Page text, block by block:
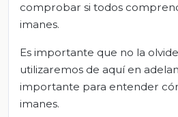
comprobar si todos
imanes.
Es importante que no la
utilizaremos de aquí en
importante para entender
imanes.